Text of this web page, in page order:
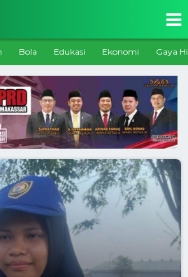
Bola Edukasi Ekonomi Gaya